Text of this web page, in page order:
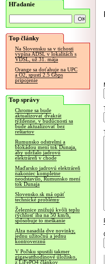
Hľadanie
Top články
Na Slovensku sa v tichosti
vypína ADSL v lokalitách s
VDSL, už 31. mája
Orange sa doťahuje na UPC
a O2, spustí 2.5 Gbps
pripojenie
Top správy
Chrome sa bude
aktualizovať dvakrát
týždenne, v budúcnosti sa
bude aktualizovať bez
reštartov
Rumunsko odstrelmi a
blokádou mení tok Dunaja,
aby udržalo jadrovú
elektráreň v chode
Maďarsko jadrovú elektráreň
nakoniec kompletne
neodstavilo, Rumunsko mení
tok Dunaja
Slovensko.sk má opäť
technické problémy
Železnice znižujú kvôli teplu
rýchlosť iba na 50 km/h,
spôsobuje to meškanie
Alza nasadila dve novinky,
jednu užitočnú a jednu
kontroverznú
V Poľsku spustili takmer
gigawatthodinové úložisko,
z LiFePO4 článkov